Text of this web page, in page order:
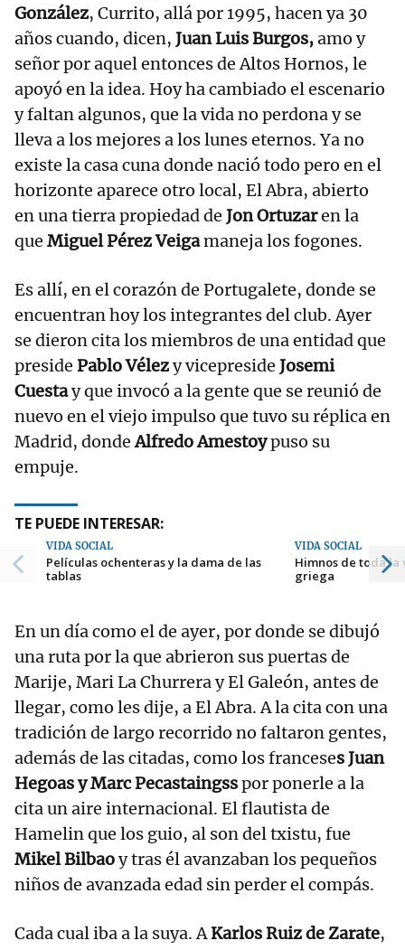
González, Currito, allá por 1995, hacen ya 30
años cuando, dicen, Juan Luis Burgos,amo y
señor por aquel entonces de Altos Hornos, le
apoyó en la idea. Hoy ha cambiado el escenario
y faltan algunos, que la vida no perdona y se
lleva a los mejores a los lunes eternos. Ya no
existe la casa cuna donde nació todo pero en el
horizonte aparece otro local, El Abra, abierto
en una tierra propiedad de Jon Ortuzaren la
que Miguel Pérez Veigamaneja los fogones.
Es allí, en el corazón de Portugalete, donde se
encuentran hoy los integrantes del club. Ayer
se dieron cita los miembros de una entidad que
preside Pablo Vélezy vicepreside Josemi
Cuestay que invocó a la gente que se reunió de
nuevo en el viejo impulso que tuvo su réplica en
Madrid, dondeAlfredo Amestoypuso su
empuje.
TE PUEDE INTERESAR:
VIDA SOCIAL
Películas ochenteras y la dama de las
tablas
VIDA SOCIAL
Himnos de toda la
griega
En un día como el de ayer, por donde se dibujó
una ruta por la que abrieron sus puertas de
Marije, Mari La Churrera y El Galeón, antes de
llegar, como les dije, a El Abra. A la cita con una
tradición de largo recorrido no faltaron gentes,
además de las citadas, como los franceses Juan
Hegoas y Marc Pecastaingsspor ponerle a la
cita un aire internacional. El flautista de
Hamelin que los guio, al son del txistu, fue
Mikel Bilbaoy tras él avanzaban los pequeños
niños de avanzada edad sin perder el compás.
Cada cual iba a la suya. AKarlos Ruiz de Zarate,